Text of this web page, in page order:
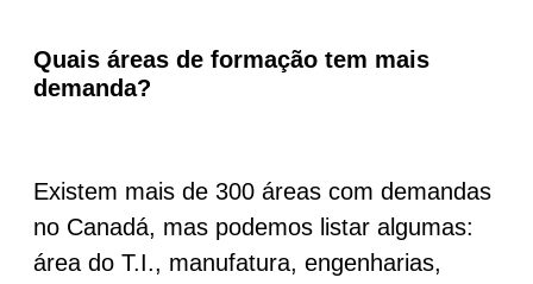
Quais áreas de formação tem mais
demanda?
Existem mais de 300 áreas com demandas
no Canadá, mas podemos listar algumas:
área do T.I., manufatura, engenharias,